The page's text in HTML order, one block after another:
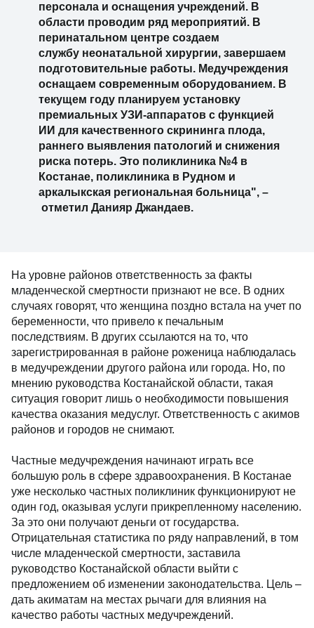
персонала и оснащения учреждений. В
области проводим ряд мероприятий. В
перинатальном центре создаем
службу неонатальной хирургии, завершаем
подготовительные работы. Медучреждения
оснащаем современным оборудованием. В
текущем году планируем установку
премиальных УЗИ-аппаратов с функцией
ИИ для качественного скрининга плода,
раннего выявления патологий и снижения
риска потерь. Это поликлиника №4 в
Костанае, поликлиника в Рудном и
аркалыкская региональная больница", –
отметил Данияр Джандаев.
На уровне районов ответственность за факты
младенческой смертности признают не все. В одних
случаях говорят, что женщина поздно встала на учет по
беременности, что привело к печальным
последствиям. В других ссылаются на то, что
зарегистрированная в районе роженица наблюдалась
в медучреждении другого района или города. Но, по
мнению руководства Костанайской области, такая
ситуация говорит лишь о необходимости повышения
качества оказания медуслуг. Ответственность с акимов
районов и городов не снимают.
Частные медучреждения начинают играть все
большую роль в сфере здравоохранения. В Костанае
уже несколько частных поликлиник функционируют не
один год, оказывая услуги прикрепленному населению.
За это они получают деньги от государства.
Отрицательная статистика по ряду направлений, в том
числе младенческой смертности, заставила
руководство Костанайской области выйти с
предложением об изменении законодательства. Цель –
дать акиматам на местах рычаги для влияния на
качество работы частных медучреждений.